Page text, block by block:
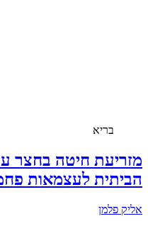
בריא
מזריעת חיטה בחצר
הביתית לעצמאות
אליק פלמן